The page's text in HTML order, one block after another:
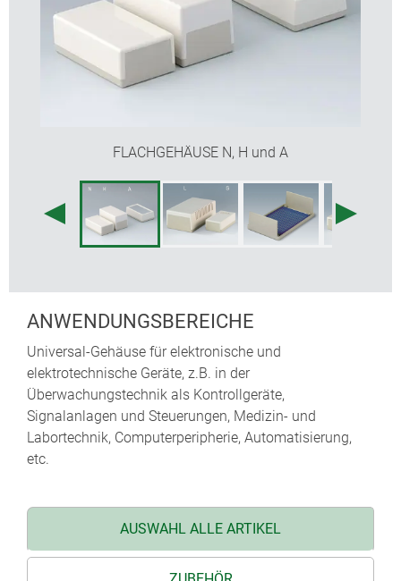
FLACHGEHÄUSE N, H und A
ANWENDUNGSBEREICHE
Universal-Gehäuse für elektronische und
elektrotechnische Geräte, z.B. in der
Überwachungstechnik als Kontrollgeräte,
Signalanlagen und Steuerungen, Medizin- und
Labortechnik, Computerperipherie, Automatisierung,
etc.
AUSWAHL ALLE ARTIKEL